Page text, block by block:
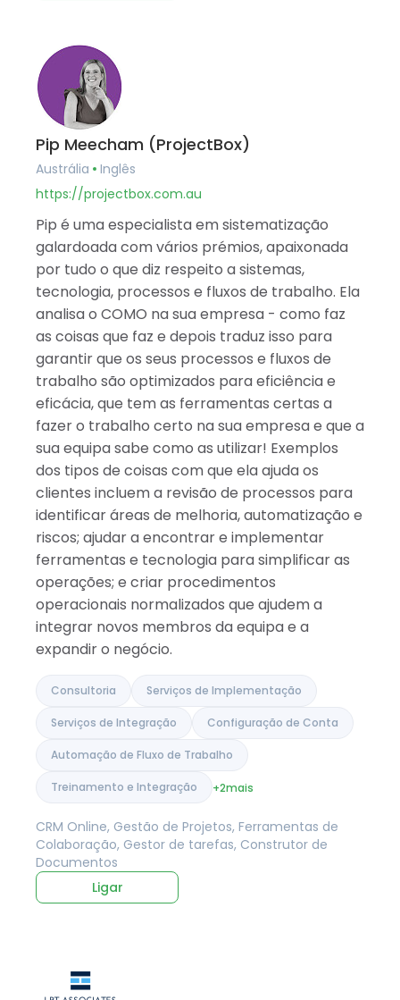
Pip Meecham (ProjectBox)
Austrália
Inglês
https://projectbox.com.au
Pip é uma especialista em sistematização
galardoada com vários prémios, apaixonada
por tudo o que diz respeito a sistemas,
tecnologia, processos e fluxos de trabalho. Ela
analisa o COMO na sua empresa - como faz
as coisas que faz e depois traduz isso para
garantir que os seus processos e fluxos de
trabalho são optimizados para eficiência e
eficácia, que tem as ferramentas certas a
fazer o trabalho certo na sua empresa e que a
sua equipa sabe como as utilizar! Exemplos
dos tipos de coisas com que ela ajuda os
clientes incluem a revisão de processos para
identificar áreas de melhoria, automatização e
riscos; ajudar a encontrar e implementar
ferramentas e tecnologia para simplificar as
operações; e criar procedimentos
operacionais normalizados que ajudem a
integrar novos membros da equipa e a
expandir o negócio.
Consultoria Serviços de Implementação
Serviços de Integração Configuração de Conta
Automação de Fluxo de Trabalho
Treinamento e Integração +2mais
CRM Online, Gestão de Projetos, Ferramentas de
Colaboração, Gestor de tarefas, Construtor de
Documentos
Ligar